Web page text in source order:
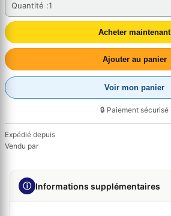
Quantité :1
Acheter maintenant
Ajouter au panier
Voir mon panier
🔒 Paiement sécurisé
Expédié depuis
Vendu par
ⓘ Informations supplémentaires